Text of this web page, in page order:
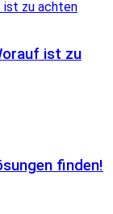
ist zu
finden!